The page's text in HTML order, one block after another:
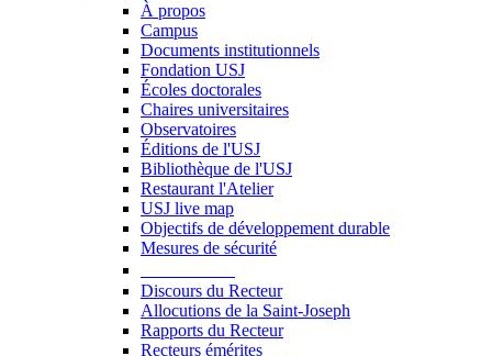
À propos
Campus
Documents institutionnels
Fondation USJ
Écoles doctorales
Chaires universitaires
Observatoires
Éditions de l'USJ
Bibliothèque de l'USJ
Restaurant l'Atelier
USJ live map
Objectifs de développement durable
Mesures de sécurité
Discours du Recteur
Allocutions de la Saint-Joseph
Rapports du Recteur
Recteurs émérites